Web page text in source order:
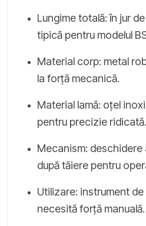
Lungime totală: în jur
tipică pentru modelul
Material corp: metal
la forță mecanică.
Material lamă: oțel
pentru precizie ridicată.
Mecanism: deschidere
după tăiere pentru
Utilizare: instrument
necesită forță manuală.